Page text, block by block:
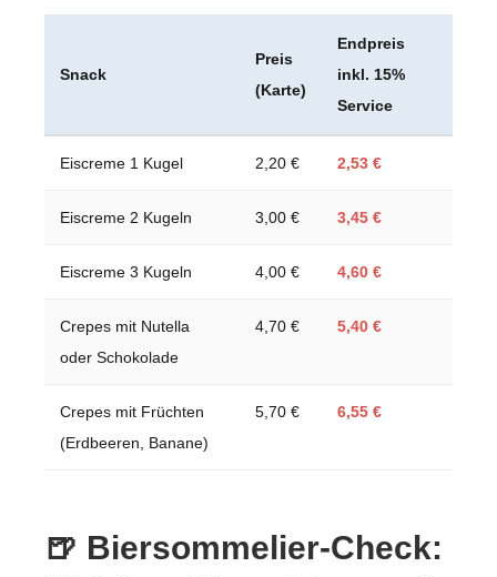
Snack
Preis
(Karte)
Endpreis
inkl. 15%
Service
Eiscreme 1 Kugel 2,20 € 2,53 €
Eiscreme 2 Kugeln 3,00 € 3,45 €
Eiscreme 3 Kugeln 4,00 € 4,60 €
Crepes mit Nutella
oder Schokolade
4,70 € 5,40 €
Crepes mit Früchten
(Erdbeeren, Banane)
5,70 € 6,55 €
🍺 Biersommelier-Check: